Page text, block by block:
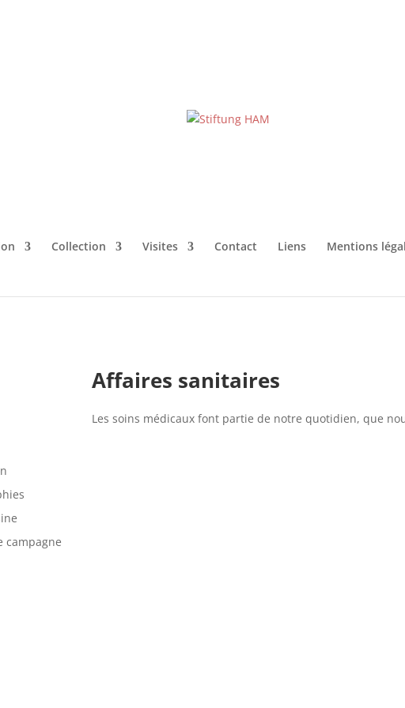
Collection Visites Contact Liens Mentions
campagne
Affaires sanitaires
Les soins médicaux font partie de notre quotidien, que